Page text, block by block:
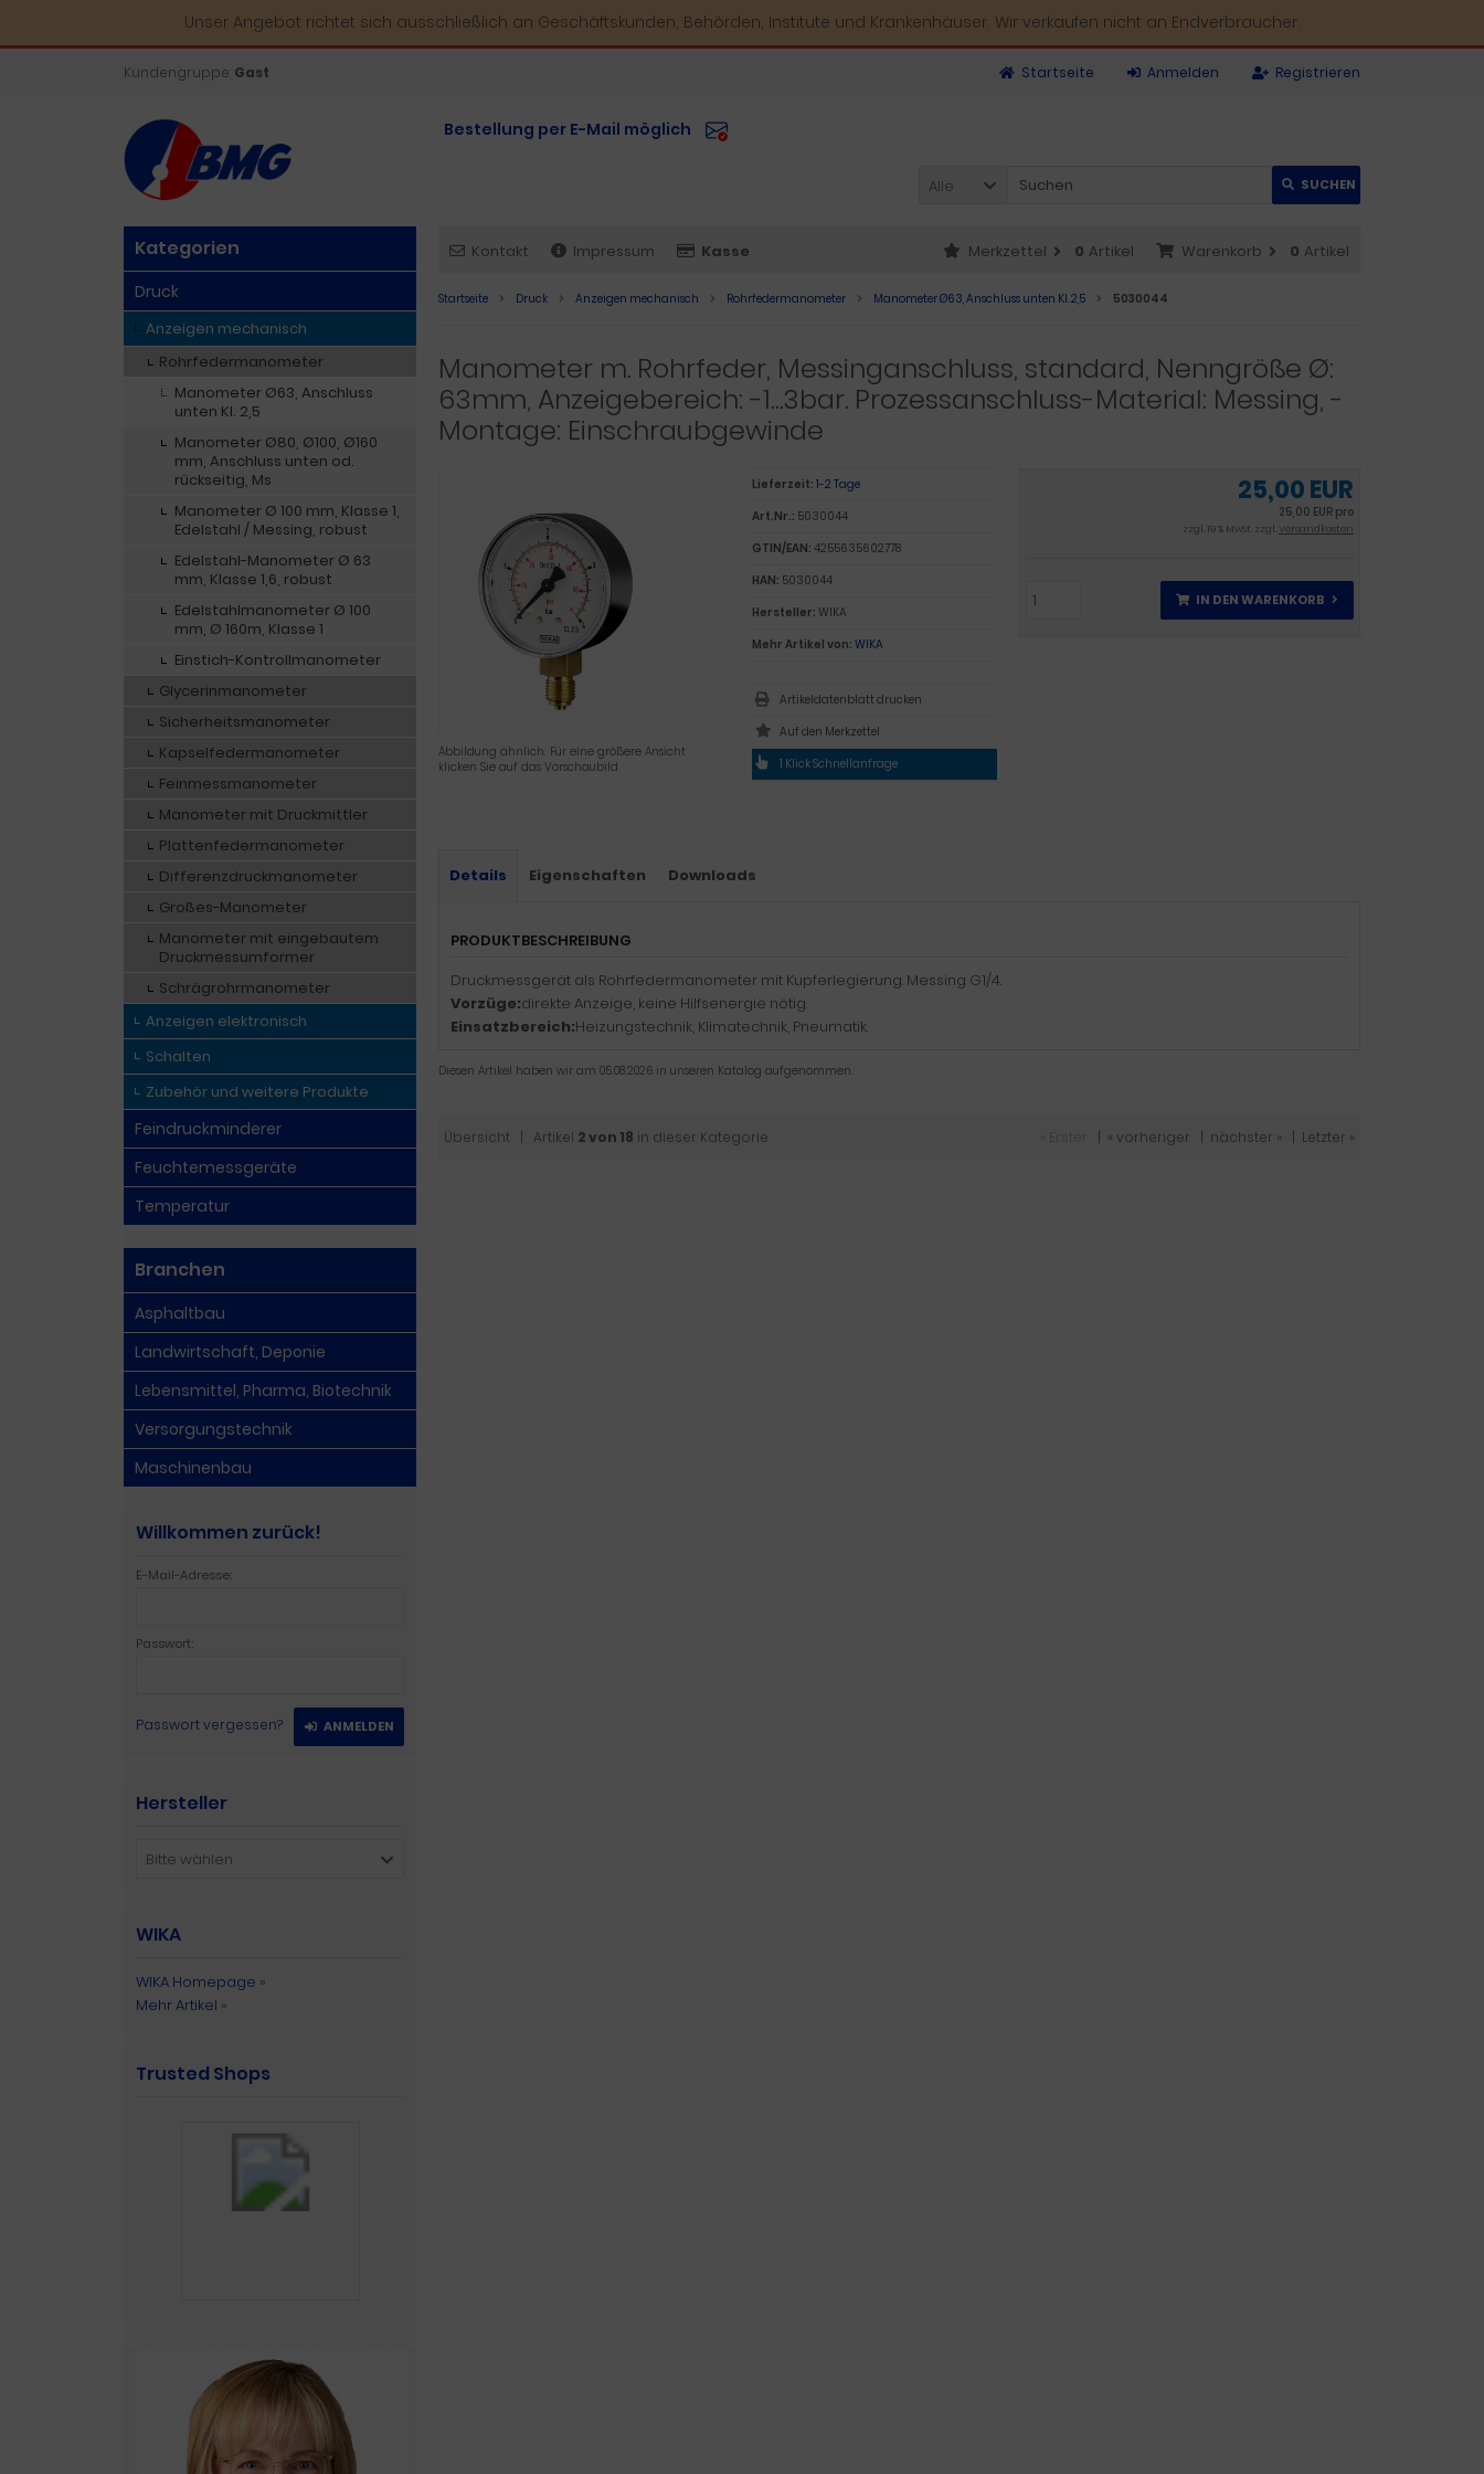
Unser Angebot richtet sich ausschließlich an Geschäftskunden, Behörden, Institute und Krankenhäuser. Wir verkaufen nicht an Endverbraucher.
Kundengruppe: Gast Registrieren
Anmelden
Startseite
Bestellung per E-Mail möglich
Alle SUCHEN
Kontakt Impressum Kasse Warenkorb 0 Artikel
Merkzettel 0 Artikel
Startseite Druck Anzeigen mechanisch Rohrfedermanometer Manometer Ø63, Anschluss unten Kl. 2,5 5030044
Manometer m. Rohrfeder, Messinganschluss, standard, Nenngröße Ø:
63mm, Anzeigebereich: -1…3bar. Prozessanschluss-Material: Messing, -
Montage: Einschraubgewinde
Abbildung ähnlich. Für eine größere Ansicht
klicken Sie auf das Vorschaubild
25,00 EUR
25,00 EUR pro
zzgl. 19 % MwSt. zzgl.Versandkosten
IN DEN WARENKORB
Lieferzeit: 1-2 Tage
Art.Nr.: 5030044
GTIN/EAN: 4255635602778
HAN: 5030044
Hersteller: WIKA
Mehr Artikel von: WIKA
Artikeldatenblatt drucken
1 Klick Schnellanfrage
Details Eigenschaften Downloads
PRODUKTBESCHREIBUNG
Druckmessgerät als Rohrfedermanometer mit Kupferlegierung. Messing G1/4.
Vorzüge:direkte Anzeige, keine Hilfsenergie nötig.
Einsatzbereich:Heizungstechnik, Klimatechnik, Pneumatik.
Diesen Artikel haben wir am 05.08.2026 in unseren Katalog aufgenommen.
Übersicht | Artikel 2 von 18 in dieser Kategorie « vorheriger nächster » Letzter »
Kategorien
Druck
Anzeigen mechanisch
Rohrfedermanometer
Manometer Ø63, Anschluss
unten Kl. 2,5
Manometer Ø80, Ø100, Ø160
mm, Anschluss unten od.
rückseitig, Ms
Manometer Ø 100 mm, Klasse 1,
Edelstahl / Messing, robust
Edelstahl-Manometer Ø 63
mm, Klasse 1,6, robust
Edelstahlmanometer Ø 100
mm, Ø 160m, Klasse 1
Einstich-Kontrollmanometer
Glycerinmanometer
Sicherheitsmanometer
Kapselfedermanometer
Feinmessmanometer
Manometer mit Druckmittler
Plattenfedermanometer
Differenzdruckmanometer
Großes-Manometer
Manometer mit eingebautem
Druckmessumformer
Schrägrohrmanometer
Anzeigen elektronisch
Schalten
Zubehör und weitere Produkte
Feindruckminderer
Feuchtemessgeräte
Temperatur
Branchen
Asphaltbau
Landwirtschaft, Deponie
Lebensmittel, Pharma, Biotechnik
Versorgungstechnik
Maschinenbau
Willkommen zurück!
E-Mail-Adresse:
Passwort:
Passwort vergessen? ANMELDEN
Hersteller
Bitte wählen
WIKA
WIKA Homepage »
Mehr Artikel »
Trusted Shops